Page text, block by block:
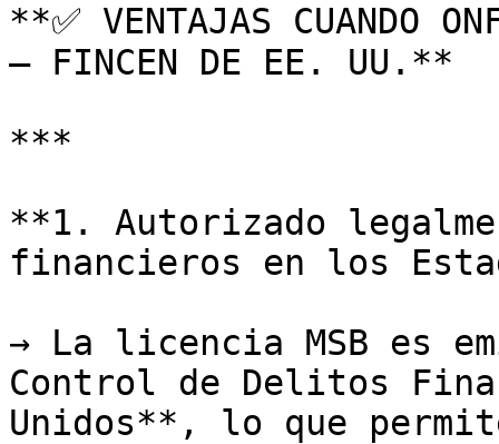
**✅ VENTAJAS CUANDO
– FINCEN DE EE. UU.**
***
**1. Autorizado
financieros en los
→ La licencia MSB es
Control de Delitos
Unidos**, lo que